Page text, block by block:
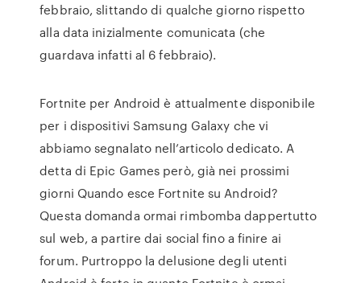
febbraio, slittando di qualche giorno rispetto
alla data inizialmente comunicata (che
guardava infatti al 6 febbraio).
Fortnite per Android è attualmente disponibile
per i dispositivi Samsung Galaxy che vi
abbiamo segnalato nell’articolo dedicato. A
detta di Epic Games però, già nei prossimi
giorni Quando esce Fortnite su Android?
Questa domanda ormai rimbomba dappertutto
sul web, a partire dai social fino a finire ai
forum. Purtroppo la delusione degli utenti